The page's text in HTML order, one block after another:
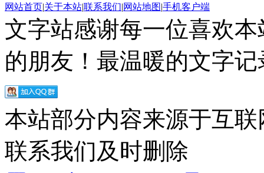
网站首页|关于本站|联系我们|网站地图|手机客户端
文字站感谢每一位喜欢
的朋友！最温暖的文字
本站部分内容来源于互
联系我们及时删除